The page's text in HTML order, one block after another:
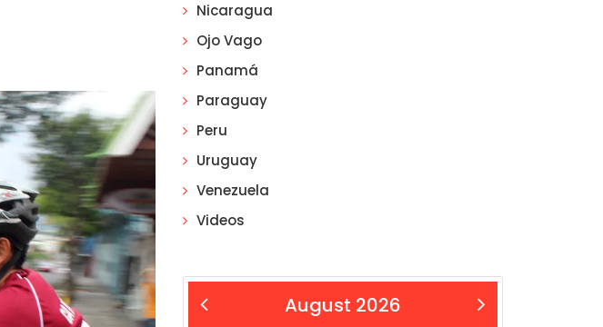
Nicaragua
Ojo Vago
Panamá
Paraguay
Peru
Uruguay
Venezuela
Videos
August 2026
« Aug